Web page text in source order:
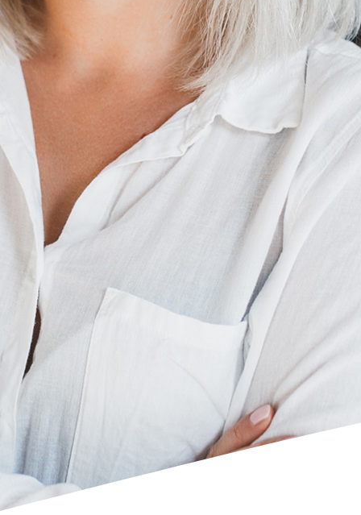
Parlons de votre projet
- - - -
Société
Nom